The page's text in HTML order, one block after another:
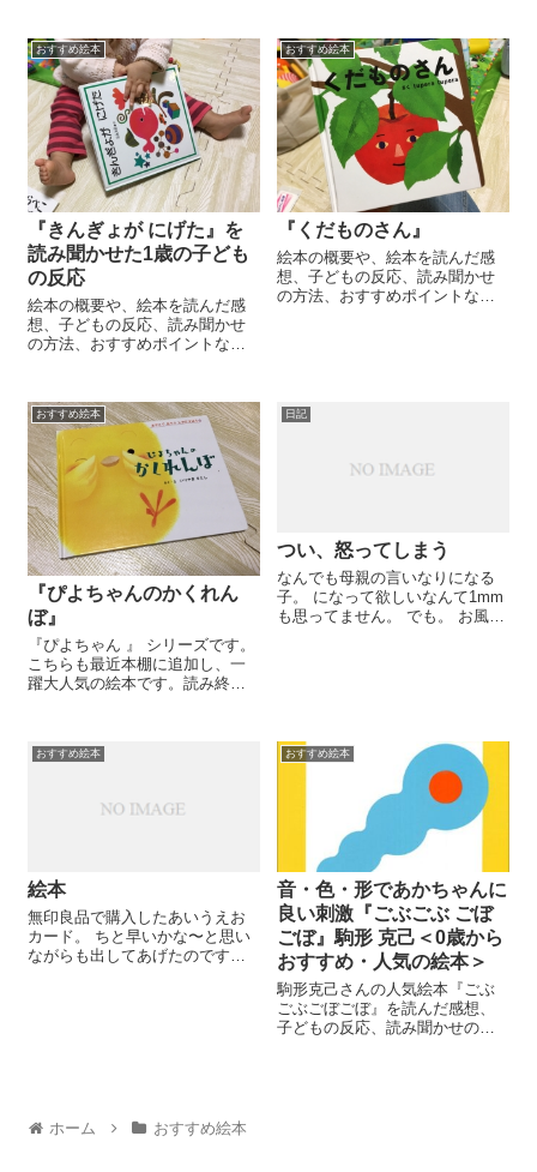
おすすめ絵本
『きんぎょが にげた』を
読み聞かせた1歳の子ども
の反応
絵本の概要や、絵本を読んだ感
想、子どもの反応、読み聞かせ
の方法、おすすめポイントな
稚園教諭のママが、子育てのリ
アルを交えて考察。年齢別や特
徴、選び方、知育・教育の観点
からもおすすめの絵本をご紹介
します。
おすすめ絵本
『くだものさん』
絵本の概要や、絵本を読んだ感
想、子どもの反応、読み聞かせ
の方法、おすすめポイントな
からもおすすめの絵本をご紹介
おすすめ絵本
『ぴよちゃんのかくれん
ぼ』
『ぴよちゃん 』 シリーズです。
こちらも最近本棚に追加し、一
躍大人気の絵本です。読み終わ
ピート。 こちらも簡単な仕掛け
日記
つい、怒ってしまう
なんでも母親の言いなりになる
子。 になって欲しいなんて1mm
も思ってません。 でも。 お風呂
おすすめ絵本
絵本
無印良品で購入したあいうえお
カード。 ちと早いかな〜と思い
ながらも出してあげたのです
おすすめ絵本
音・色・形であかちゃんに
良い刺激『ごぶごぶ ごぼ
ごぼ』駒形 克己＜0歳から
おすすめ・人気の絵本＞
駒形克己さんの人気絵本『ごぶ
ごぶごぼごぼ』を読んだ感想、
子どもの反応、読み聞かせの方
ホーム おすすめ絵本